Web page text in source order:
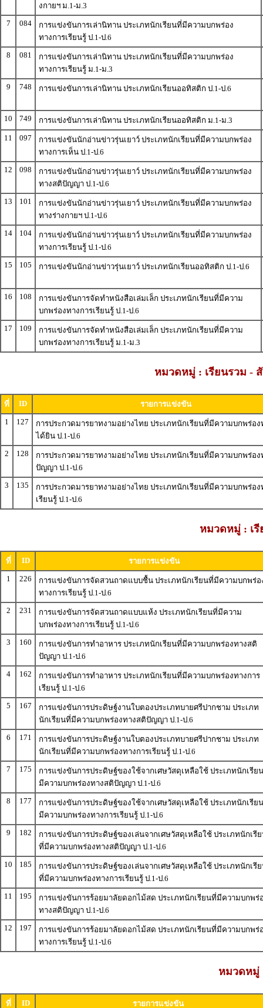
งกายฯ ม.1-ม.3
7
084
การแข่งขันการเล่านิทาน ประเภทนักเรียนที่มีความบกพร่อง
ทางการเรียนรู้ ป.1-ป.6
8
081
การแข่งขันการเล่านิทาน ประเภทนักเรียนที่มีความบกพร่อง
ทางการเรียนรู้ ม.1-ม.3
9
748 การแข่งขันการเล่านิทาน ประเภทนักเรียนออทิสติก ป.1-ป.6
10 749
การแข่งขันการเล่านิทาน ประเภทนักเรียนออทิสติก ม.1-ม.3
11
097
การแข่งขันนักอ่านข่าวรุ่นเยาว์ ประเภทนักเรียนที่มีความบกพร่อง
ทางการเห็น ป.1-ป.6
12
098
การแข่งขันนักอ่านข่าวรุ่นเยาว์ ประเภทนักเรียนที่มีความบกพร่อง
ทางสติปัญญา ป.1-ป.6
13
101
การแข่งขันนักอ่านข่าวรุ่นเยาว์ ประเภทนักเรียนที่มีความบกพร่อง
ทางร่างกายฯ ป.1-ป.6
14
104
การแข่งขันนักอ่านข่าวรุ่นเยาว์ ประเภทนักเรียนที่มีความบกพร่อง
ทางการเรียนรู้ ป.1-ป.6
15
105 การแข่งขันนักอ่านข่าวรุ่นเยาว์ ประเภทนักเรียนออทิสติก ป.1-ป.6
16 108
การแข่งขันการจัดทำหนังสือเล่มเล็ก ประเภทนักเรียนที่มีความ
บกพร่องทางการเรียนรู้ ป.1-ป.6
17
109
การแข่งขันการจัดทำหนังสือเล่มเล็ก ประเภทนักเรียนที่มีความ
บกพร่องทางการเรียนรู้ ม.1-ม.3
หมวดหมู่ : เรียนรวม -
ที่ ID
รายการแข่งขัน
1
127
การประกวดมารยาทงามอย่างไทย ประเภทนักเรียนที่มีความบกพร่อง
ได้ยิน ป.1-ป.6
2
128
การประกวดมารยาทงามอย่างไทย ประเภทนักเรียนที่มีความบกพร่อ
ปัญญา ป.1-ป.6
3
135
การประกวดมารยาทงามอย่างไทย ประเภทนักเรียนที่มีความบกพร่อง
เรียนรู้ ป.1-ป.6
หมวดหมู่ : เ
ที่ ID
รายการแข่งขัน
1
226
การแข่งขันการจัดสวนถาดแบบชื้น ประเภทนักเรียนที่มีความบกพร่อ
ทางการเรียนรู้ ป.1-ป.6
2
231
การแข่งขันการจัดสวนถาดแบบแห้ง ประเภทนักเรียนที่มีความ
บกพร่องทางการเรียนรู้ ป.1-ป.6
3
160
การแข่งขันการทำอาหาร ประเภทนักเรียนที่มีความบกพร่องทางสติ
ปัญญา ป.1-ป.6
4
162
การแข่งขันการทำอาหาร ประเภทนักเรียนที่มีความบกพร่องทางการ
เรียนรู้ ป.1-ป.6
5
167
การแข่งขันการประดิษฐ์งานใบตองประเภทบายศรีปากชาม ประเภท
นักเรียนที่มีความบกพร่องทางสติปัญญา ป.1-ป.6
6
171
การแข่งขันการประดิษฐ์งานใบตองประเภทบายศรีปากชาม ประเภท
นักเรียนที่มีความบกพร่องทางการเรียนรู้ ป.1-ป.6
7
175
การแข่งขันการประดิษฐ์ของใช้จากเศษวัสดุเหลือใช้ ประเภทนักเรีย
มีความบกพร่องทางสติปัญญา ป.1-ป.6
8
177
การแข่งขันการประดิษฐ์ของใช้จากเศษวัสดุเหลือใช้ ประเภทนักเรีย
มีความบกพร่องทางการเรียนรู้ ป.1-ป.6
9
182
การแข่งขันการประดิษฐ์ของเล่นจากเศษวัสดุเหลือใช้ ประเภทนักเรี
ที่มีความบกพร่องทางสติปัญญา ป.1-ป.6
10
185
การแข่งขันการประดิษฐ์ของเล่นจากเศษวัสดุเหลือใช้ ประเภทนักเรี
ที่มีความบกพร่องทางการเรียนรู้ ป.1-ป.6
11
195
การแข่งขันการร้อยมาลัยดอกไม้สด ประเภทนักเรียนที่มีความบกพร่
ทางสติปัญญา ป.1-ป.6
12
197
การแข่งขันการร้อยมาลัยดอกไม้สด ประเภทนักเรียนที่มีความบกพร่
ทางการเรียนรู้ ป.1-ป.6
หมวดหมู่
ที่ ID รายการแข่งขัน